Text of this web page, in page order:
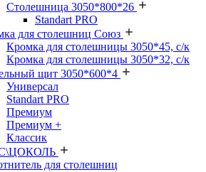
Столешница 3050*800*26
Standart PRO
для столешниц Союз
Кромка для столешницы 3050*45, с/к
Кромка для столешницы 3050*32, с/к
щит 3050*600*4
Универсал
Standart PRO
Премиум
Премиум +
Классик
для столешниц